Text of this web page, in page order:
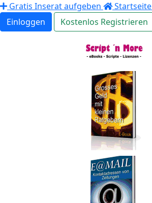
Gratis Inserat aufgeben Startseite
Einloggen
Kostenlos Registrieren